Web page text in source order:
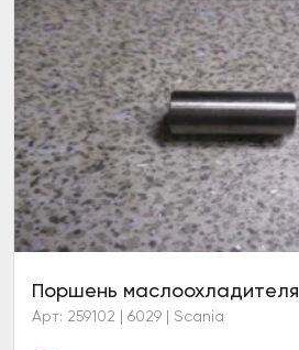
Поршень маслоохладителя
Арт: 259102 | 6029 | Scania